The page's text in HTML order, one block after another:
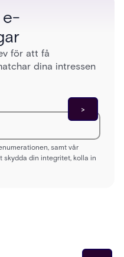
e-
för att få
dina intressen
samt vår
din integritet, kolla in